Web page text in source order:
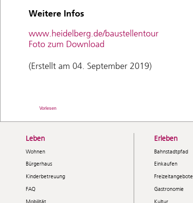
Weitere Infos
www.heidelberg.de/baustellentour
Foto zum Download
(Erstellt am 04. September 2019)
Vorlesen
Leben
Wohnen
Bürgerhaus
Kinderbetreuung
FAQ
Mobilität
Erleben
Bahnstadtpfad
Einkaufen
Freizeitangebote
Gastronomie
Kultur